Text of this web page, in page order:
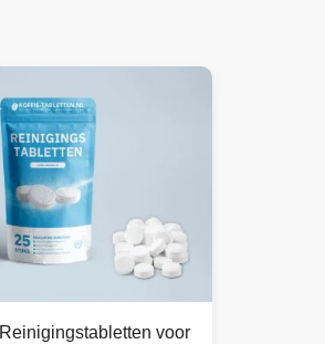
Reinigingstabletten voor